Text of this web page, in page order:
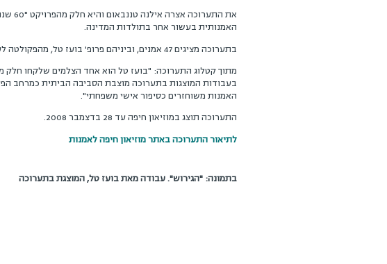
את
האמנותית בעשור אחר בתולדות המדינה.
בתערוכה מציגים 47 אמנים, וביניהם פרופ' בועז טל, מהפקולטה לעיצוב ב-
מתוך קטלוג התערוכה: "בועז טל הוא אחד הצלמים שלקחו חלק
בעבודות המוצגות בתערוכה מוצבת הסביבה הביתית כמרחב
האמנות משוחזרים כסיפור אישי משפחתי".
התערוכה תוצג במוזיאון חיפה עד 28 בדצמבר 2008.
לתיאור התערוכה באתר מוזיאון חיפה לאמנות
בתמונה: "הגירוש". עבודה מאת בועז טל, המוצגת בתערוכה